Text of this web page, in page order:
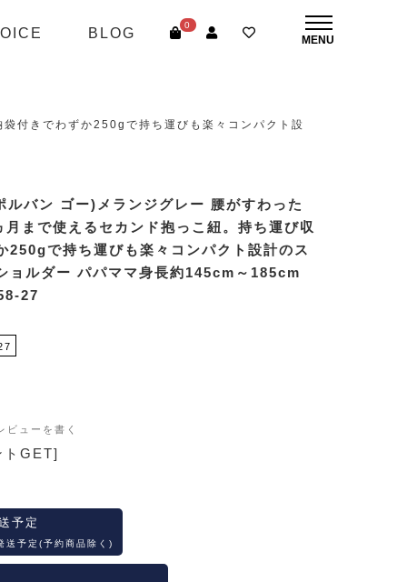
BLOG
0
付きでわずか250gで持ち運びも楽々コンパクト設
バン ゴー)メランジグレー 腰がすわった
まで使えるセカンド抱っこ紐。持ち運び収
250gで持ち運びも楽々コンパクト設計のス
ョルダー パパママ身長約145cm～185cm
27
ビューを書く
トGET]
予定
送予定(予約商品除く)